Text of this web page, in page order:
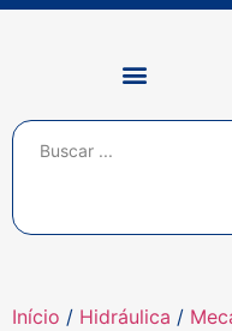
Início / Hidráulica /